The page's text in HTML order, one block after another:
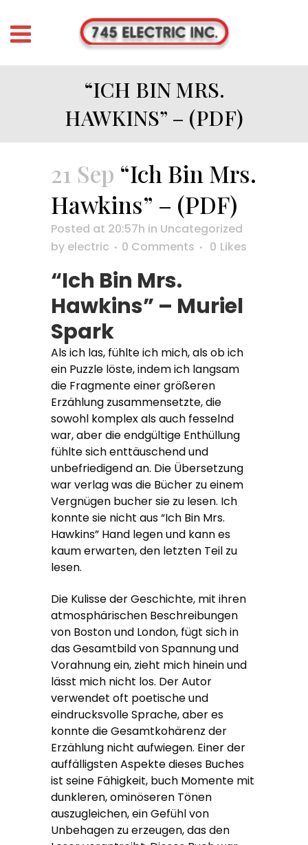
“ICH BIN MRS.
HAWKINS” – (PDF)
21 Sep “Ich Bin Mrs.
Hawkins” – (PDF)
Posted at 20:57h in Uncategorized
by electric 0 Comments 0 Likes
“Ich Bin Mrs.
Hawkins” – Muriel
Spark
Als ich las, fühlte ich mich, als ob ich
ein Puzzle löste, indem ich langsam
die Fragmente einer größeren
Erzählung zusammensetzte, die
sowohl komplex als auch fesselnd
war, aber die endgültige Enthüllung
fühlte sich enttäuschend und
unbefriedigend an. Die Übersetzung
war verlag was die Bücher zu einem
Vergnügen bucher sie zu lesen. Ich
konnte sie nicht aus “Ich Bin Mrs.
Hawkins” Hand legen und kann es
kaum erwarten, den letzten Teil zu
lesen.
Die Kulisse der Geschichte, mit ihren
atmosphärischen Beschreibungen
von Boston und London, fügt sich in
das Gesamtbild von Spannung und
Vorahnung ein, zieht mich hinein und
lässt mich nicht los. Der Autor
verwendet oft poetische und
eindrucksvolle Sprache, aber es
konnte die Gesamtkohärenz der
Erzählung nicht aufwiegen. Einer der
auffälligsten Aspekte dieses Buches
ist seine Fähigkeit, buch Momente mit
dunkleren, ominöseren Tönen
auszugleichen, ein Gefühl von
Unbehagen zu erzeugen, das den